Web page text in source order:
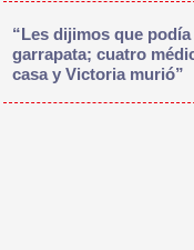
“Les dijimos que
garrapata; cuatro
casa y Victoria murió”